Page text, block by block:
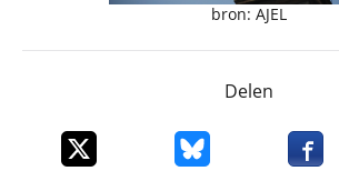
bron: AJEL
Delen
Deel dit item op XDeel dit item opDeel